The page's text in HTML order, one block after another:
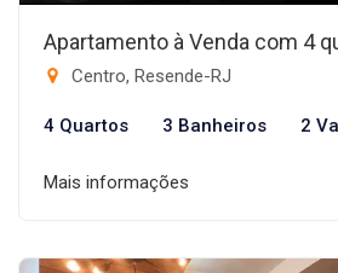
Apartamento à Venda com 4
Centro, Resende-RJ
4 Quartos 3 Banheiros 2
Mais informações